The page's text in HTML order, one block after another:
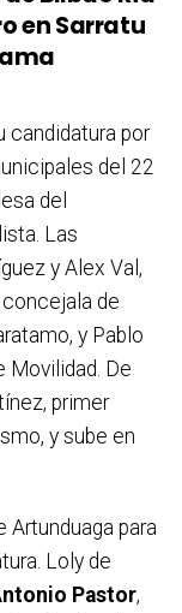
en Sarratu
candidatura por
del 22
del
Las
y Alex Val,
concejala de
y Pablo
Movilidad. De
primer
y sube en
para
Loly de
Pastor,